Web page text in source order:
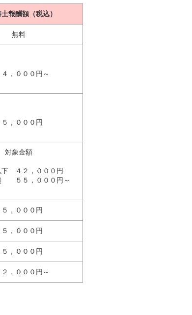
報酬額（税込）
無料
，０００円～
５，０００円
対象金額
下 ４２，０００円
５５，０００円～
５，０００円
５，０００円
５，０００円
，０００円～